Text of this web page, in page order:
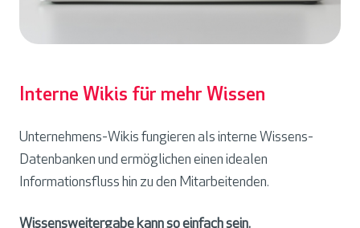
Interne Wikis für mehr Wissen
Unternehmens-Wikis fungieren als interne Wissens-
Datenbanken und ermöglichen einen idealen
Informationsfluss hin zu den Mitarbeitenden.
Wissensweitergabe kann so einfach sein.